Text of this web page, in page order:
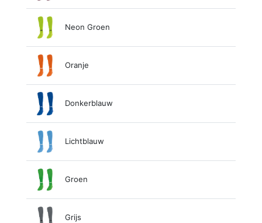
Neon Groen
Oranje
Donkerblauw
Lichtblauw
Groen
Grijs